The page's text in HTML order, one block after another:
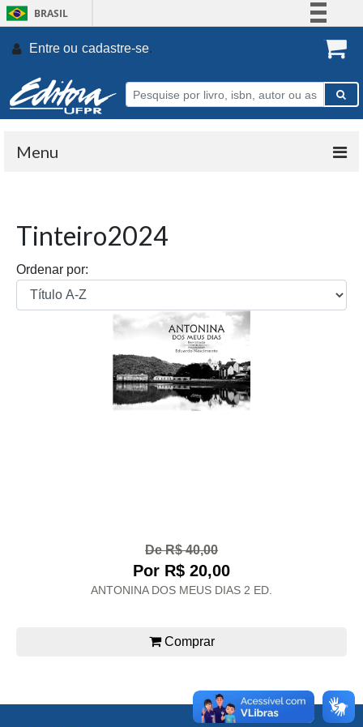
BRASIL
Participe
Entre ou cadastre-se.
Menu
Tinteiro2024
Ordenar por:
De R$ 40,00
Por R$ 20,00
ANTONINA DOS MEUS DIAS 2 ED.
Comprar